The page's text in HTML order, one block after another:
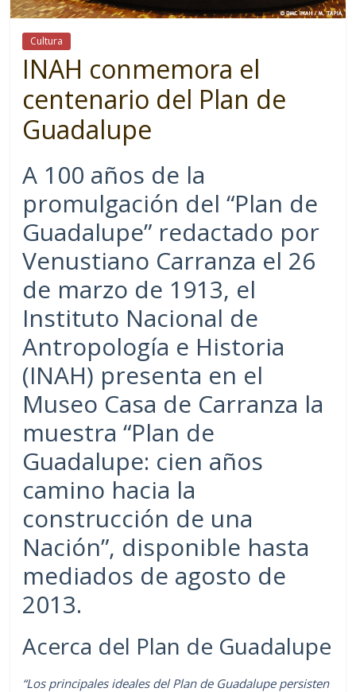
Cultura
INAH conmemora el
centenario del Plan de
Guadalupe
A 100 años de la
promulgación del “Plan de
Guadalupe” redactado por
Venustiano Carranza el 26
de marzo de 1913, el
Instituto Nacional de
Antropología e Historia
(INAH) presenta en el
Museo Casa de Carranza la
muestra “Plan de
Guadalupe: cien años
camino hacia la
construcción de una
Nación”, disponible hasta
mediados de agosto de
2013.
Acerca del Plan de Guadalupe
“Los principales ideales del Plan de Guadalupe persisten